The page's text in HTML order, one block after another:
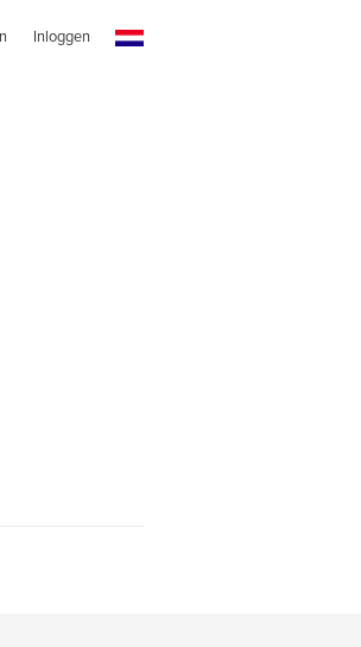
Inloggen